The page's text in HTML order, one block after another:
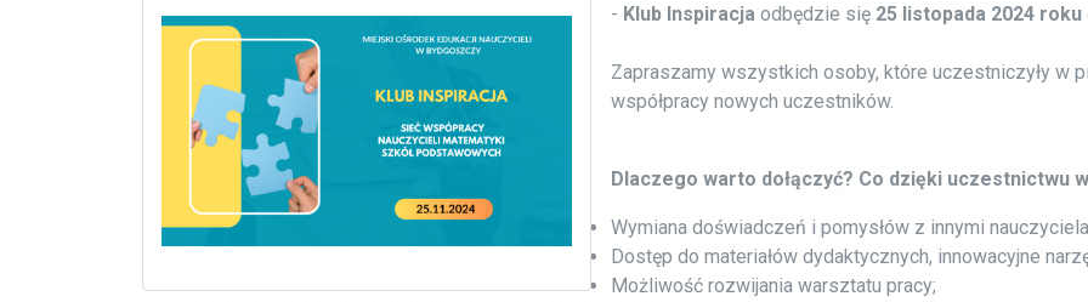
- Klub Inspiracja odbędzie się 25 listopada 2024 roku
Zapraszamy wszystkich osoby, które uczestniczyły w
współpracy nowych uczestników.
Dlaczego warto dołączyć? Co dzięki uczestnictwu
Wymiana doświadczeń i pomysłów z innymi
Dostęp do materiałów dydaktycznych, innowacyjne
Możliwość rozwijania warsztatu pracy;